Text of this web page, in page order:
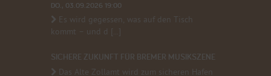
DO., 03.09.2026 19:00
Es wird gegessen, was auf den Tisch
kommt – und d [...]
SICHERE ZUKUNFT FÜR BREMER MUSIKSZENE
Das Alte Zollamt wird zum sicheren Hafen